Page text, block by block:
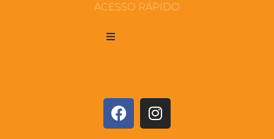
ACESSO RÁPIDO